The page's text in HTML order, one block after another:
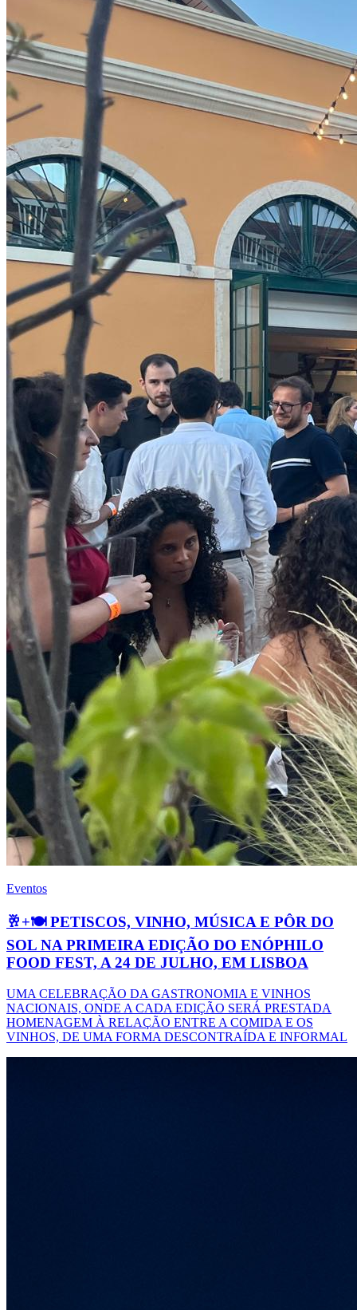
Eventos
🥂+🍽️ PETISCOS, VINHO, MÚSICA E PÔR DO
SOL NA PRIMEIRA EDIÇÃO DO ENÓPHILO
FOOD FEST, A 24 DE JULHO, EM LISBOA
UMA CELEBRAÇÃO DA GASTRONOMIA E VINHOS
NACIONAIS, ONDE A CADA EDIÇÃO SERÁ PRESTADA
HOMENAGEM À RELAÇÃO ENTRE A COMIDA E OS
VINHOS, DE UMA FORMA DESCONTRAÍDA E INFORMAL